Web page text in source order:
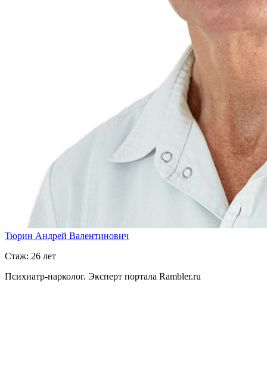
Тюрин Андрей Валентинович
Стаж: 26 лет
Психиатр-нарколог. Эксперт портала Rambler.ru